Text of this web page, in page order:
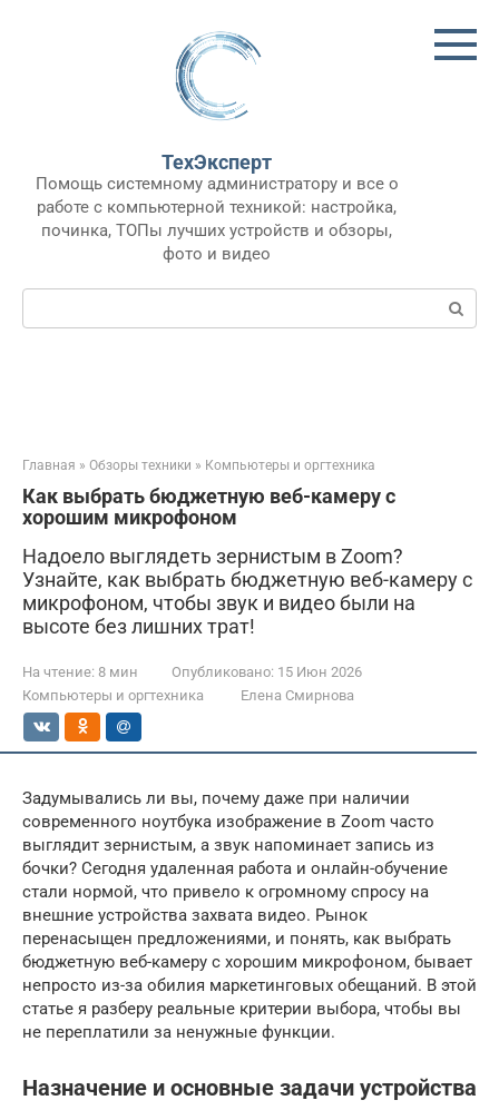
ТехЭксперт
Помощь системному администратору и все о
работе с компьютерной техникой: настройка,
починка, ТОПы лучших устройств и обзоры,
фото и видео
Поиск:
Главная » Обзоры техники » Компьютеры и оргтехника
Как выбрать бюджетную веб-камеру с
хорошим микрофоном
Надоело выглядеть зернистым в Zoom?
Узнайте, как выбрать бюджетную веб-камеру с
микрофоном, чтобы звук и видео были на
высоте без лишних трат!
На чтение: 8 мин Опубликовано: 15 Июн 2026
Компьютеры и оргтехника
Елена Смирнова
Задумывались ли вы, почему даже при наличии
современного ноутбука изображение в Zoom часто
выглядит зернистым, а звук напоминает запись из
бочки? Сегодня удаленная работа и онлайн-обучение
стали нормой, что привело к огромному спросу на
внешние устройства захвата видео. Рынок
перенасыщен предложениями, и понять, как выбрать
бюджетную веб-камеру с хорошим микрофоном, бывает
непросто из-за обилия маркетинговых обещаний. В этой
статье я разберу реальные критерии выбора, чтобы вы
не переплатили за ненужные функции.
Назначение и основные задачи устройства